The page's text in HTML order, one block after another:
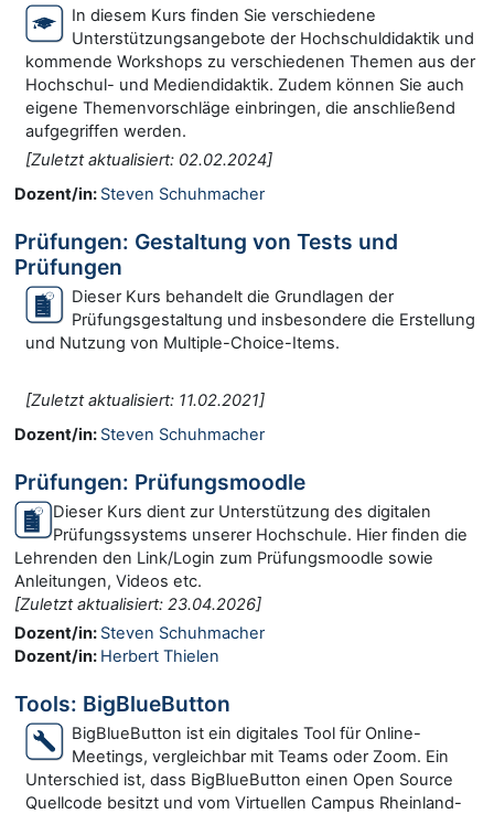
In diesem Kurs finden Sie verschiedene
Unterstützungsangebote der Hochschuldidaktik und
kommende Workshops zu verschiedenen Themen aus der
Hochschul- und Mediendidaktik. Zudem können Sie auch
eigene Themenvorschläge einbringen, die anschließend
aufgegriffen werden.
[Zuletzt aktualisiert: 02.02.2024]
Dozent/in: Steven Schuhmacher
Prüfungen: Gestaltung von Tests und
Prüfungen
Dieser Kurs behandelt die Grundlagen der
Prüfungsgestaltung und insbesondere die Erstellung
und Nutzung von Multiple-Choice-Items.
[Zuletzt aktualisiert: 11.02.2021]
Dozent/in: Steven Schuhmacher
Prüfungen: Prüfungsmoodle
Dieser Kurs dient zur Unterstützung des digitalen
Prüfungssystems unserer Hochschule. Hier finden die
Lehrenden den Link/Login zum Prüfungsmoodle sowie
Anleitungen, Videos etc.
[Zuletzt aktualisiert: 23.04.2026]
Dozent/in: Steven Schuhmacher
Dozent/in: Herbert Thielen
Tools: BigBlueButton
BigBlueButton ist ein digitales Tool für Online-
Meetings, vergleichbar mit Teams oder Zoom. Ein
Unterschied ist, dass BigBlueButton einen Open Source
Quellcode besitzt und vom Virtuellen Campus Rheinland-